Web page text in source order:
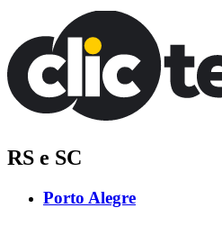
RS e SC
Porto Alegre